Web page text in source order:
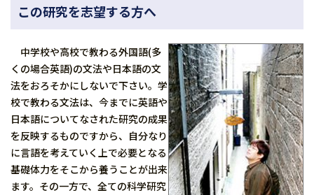
この研究を志望する方へ
中学校や高校で教わる外国語(多
くの場合英語)の文法や日本語の文
法をおろそかにしないで下さい。学
校で教わる文法は、今までに英語や
日本語についてなされた研究の成果
を反映するものですから、自分なり
に言語を考えていく上で必要となる
基礎体力をそこから養うことが出来
ます。その一方で、全ての科学研究